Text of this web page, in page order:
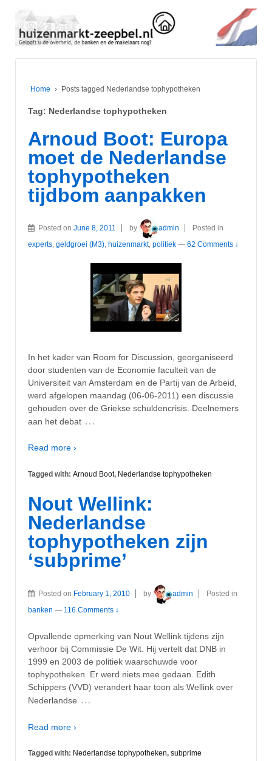
Home › Posts tagged Nederlandse tophypotheken
Tag: Nederlandse tophypotheken
Arnoud Boot: Europa
moet de Nederlandse
tophypotheken
tijdbom aanpakken
Posted on June 8, 2011 by admin
Posted in
experts, geldgroei (M3), huizenmarkt, politiek — 62 Comments ↓
In het kader van Room for Discussion, georganiseerd
door studenten van de Economie faculteit van de
Universiteit van Amsterdam en de Partij van de Arbeid,
werd afgelopen maandag (06-06-2011) een discussie
gehouden over de Griekse schuldencrisis. Deelnemers
aan het debat …
Read more ›
Tagged with: Arnoud Boot, Nederlandse tophypotheken
Nout Wellink:
Nederlandse
tophypotheken zijn
‘subprime’
Posted on February 1, 2010 by admin
Posted in
banken — 116 Comments ↓
Opvallende opmerking van Nout Wellink tijdens zijn
verhoor bij Commissie De Wit. Hij vertelt dat DNB in
1999 en 2003 de politiek waarschuwde voor
tophypotheken. Er werd niets mee gedaan. Edith
Schippers (VVD) verandert haar toon als Wellink over
Nederlandse …
Read more ›
Tagged with: Nederlandse tophypotheken, subprime